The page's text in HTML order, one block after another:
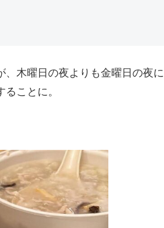
、木曜日の夜よりも金曜日の夜に
ことに。